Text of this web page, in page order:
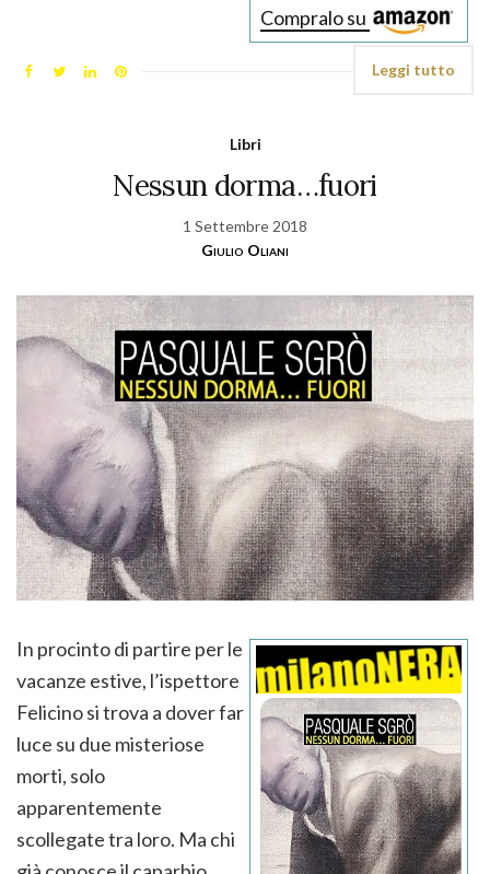
Compralo su
Leggi tutto
Libri
Nessun dorma…fuori
1 Settembre 2018
Giulio Oliani
In procinto di partire per le
vacanze estive, l’ispettore
Felicino si trova a dover far
luce su due misteriose
morti, solo
apparentemente
scollegate tra loro. Ma chi